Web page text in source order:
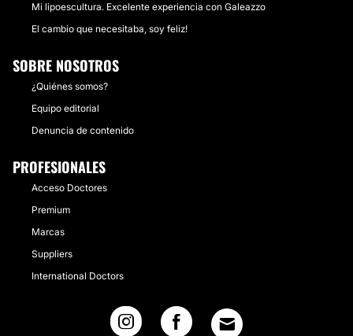
Mi lipoescultura. Excelente experiencia con Galeazzo
El cambio que necesitaba, soy feliz!
SOBRE NOSOTROS
¿Quiénes somos?
Equipo editorial
Denuncia de contenido
PROFESIONALES
Acceso Doctores
Premium
Marcas
Suppliers
International Doctors